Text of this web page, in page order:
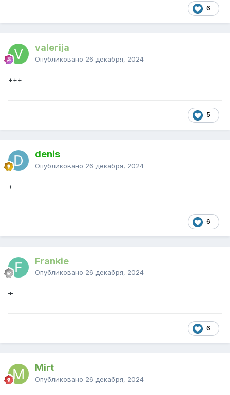
6
valerija
Опубликовано 26 декабря, 2024
+++
5
denis
Опубликовано 26 декабря, 2024
+
6
Frankie
Опубликовано 26 декабря, 2024
+
6
Mirt
Опубликовано 26 декабря, 2024